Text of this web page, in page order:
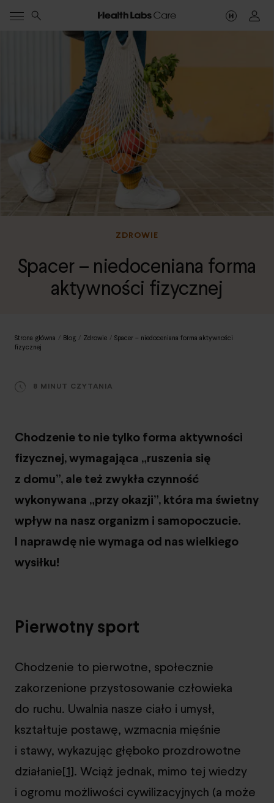
ZDROWIE
Spacer – niedoceniana forma
aktywności fizycznej
Strona główna / Blog / Zdrowie / Spacer – niedoceniana forma aktywności
fizycznej
8 MINUT CZYTANIA
Chodzenie to nie tylko forma aktywności
fizycznej, wymagająca „ruszenia się
z domu”, ale też zwykła czynność
wykonywana „przy okazji”, która ma świetny
wpływ na nasz organizm i samopoczucie.
I naprawdę nie wymaga od nas wielkiego
wysiłku!
Pierwotny sport
Chodzenie to pierwotne, społecznie
zakorzenione przystosowanie człowieka
do ruchu. Uwalnia nasze ciało i umysł,
kształtuje postawę, wzmacnia mięśnie
i stawy, wykazując głęboko prozdrowotne
działanie[1]. Wciąż jednak, mimo tej wiedzy
i ogromu możliwości cywilizacyjnych (a może